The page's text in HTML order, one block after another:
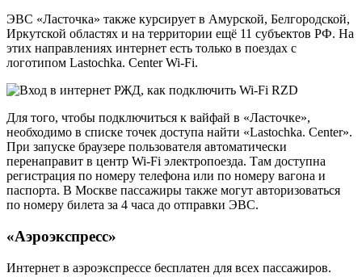
ЭВС «Ласточка» также курсирует в Амурской, Белгородской,
Иркутской областях и на территории ещё 11 субъектов РФ. На
этих направлениях интернет есть только в поездах с
логотипом Lastochka. Center Wi-Fi.
Для того, чтобы подключиться к вайфай в «Ласточке»,
необходимо в списке точек доступа найти «Lastochka. Center».
При запуске браузере пользователя автоматически
перенаправит в центр Wi-Fi электропоезда. Там доступна
регистрация по номеру телефона или по номеру вагона и
паспорта. В Москве пассажиры также могут авторизоваться
по номеру билета за 4 часа до отправки ЭВС.
«Аэроэкспресс»
Интернет в аэроэкспрессе бесплатен для всех пассажиров.